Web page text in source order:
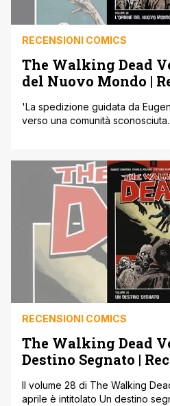
RECENSIONI COMICS
The Walking Dead
del Nuovo Mondo |
'La spedizione guidata da
verso una comunità
Principessa, di cui ancora
L'incontro col nuovo gruppo di
strano, diverso [']
RECENSIONI COMICS
The Walking Dead
Destino Segnato |
Il volume 28 di The Walking
aprile è intitolato Un destino